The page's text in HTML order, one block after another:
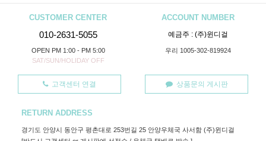
CUSTOMER CENTER
010-2631-5055
OPEN PM 1:00 - PM 5:00
SAT/SUN/HOLIDAY OFF
ACCOUNT NUMBER
예금주 : (주)윈디걸
우리 1005-302-819924
고객센터 연결 상품문의 게시판
RETURN ADDRESS
경기도 안양시 동안구 평촌대로 253번길 25 안양우체국 사서함 (주)윈디걸